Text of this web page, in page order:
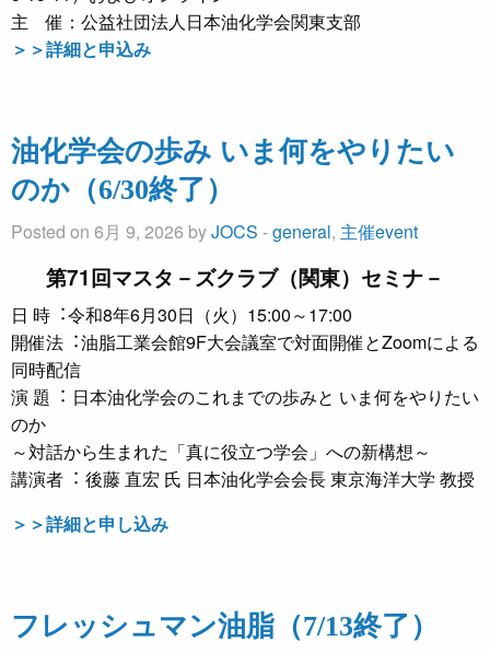
主 催：公益社団法人日本油化学会関東支部
＞＞詳細と申込み
油化学会の歩み いま何をやりたい
のか（6/30終了）
Posted on 6月 9, 2026 byJOCS -general, 主催event
第71回マスタ－ズクラブ（関東）セミナ－
日 時︓令和8年6月30日（火）15:00～17:00
開催法︓油脂工業会館9F大会議室で対面開催とZoomによる
同時配信
演 題︓ 日本油化学会のこれまでの歩みと いま何をやりたい
のか
～対話から生まれた「真に役立つ学会」への新構想～
講演者︓ 後藤 直宏 氏 日本油化学会会長 東京海洋大学 教授
＞＞詳細と申し込み
フレッシュマン油脂（7/13終了）